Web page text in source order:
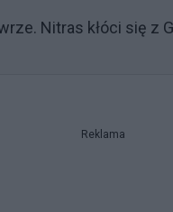
Nitras kłóci się z
Reklama